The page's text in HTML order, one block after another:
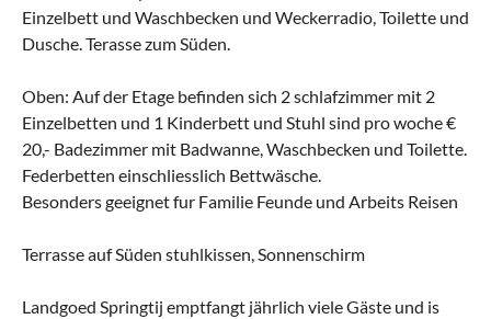
Einzelbett und Waschbecken und Weckerradio, Toilette und
Dusche. Terasse zum Süden.
Oben: Auf der Etage befinden sich 2 schlafzimmer mit 2
Einzelbetten und 1 Kinderbett und Stuhl sind pro woche €
20,- Badezimmer mit Badwanne, Waschbecken und Toilette.
Federbetten einschliesslich Bettwäsche.
Besonders geeignet fur Familie Feunde und Arbeits Reisen
Terrasse auf Süden stuhlkissen, Sonnenschirm
Landgoed Springtij emptfangt jährlich viele Gäste und is